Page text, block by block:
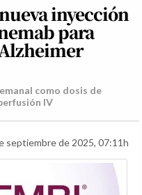
inyección
para
como dosis de
IV
septiembre de 2025, 07:11h